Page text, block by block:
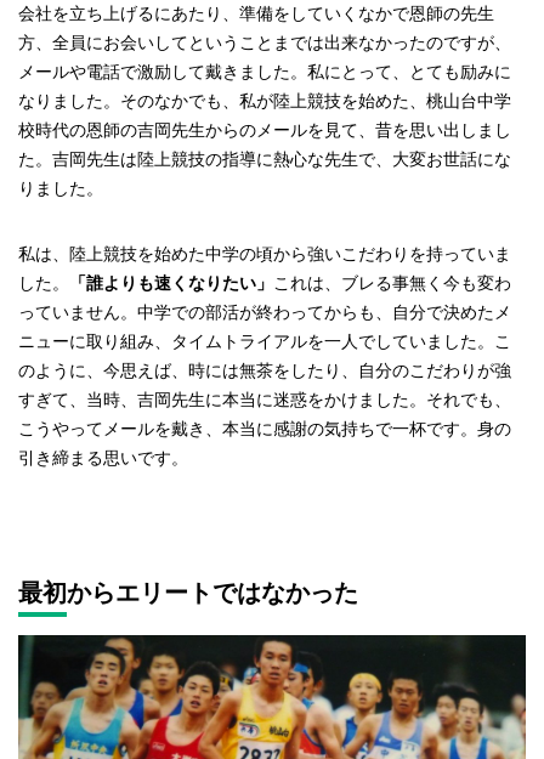
会社を立ち上げるにあたり、準備をしていくなかで恩師の先生
方、全員にお会いしてということまでは出来なかったのですが、
メールや電話で激励して戴きました。私にとって、とても励みに
なりました。そのなかでも、私が陸上競技を始めた、桃山台中学
校時代の恩師の吉岡先生からのメールを見て、昔を思い出しまし
た。吉岡先生は陸上競技の指導に熱心な先生で、大変お世話にな
りました。
私は、陸上競技を始めた中学の頃から強いこだわりを持っていま
した。
「誰よりも速くなりたい」 これは、ブレる事無く今も変わ
っていません。中学での部活が終わってからも、自分で決めたメ
ニューに取り組み、タイムトライアルを一人でしていました。こ
のように、今思えば、時には無茶をしたり、自分のこだわりが強
すぎて、当時、吉岡先生に本当に迷惑をかけました。それでも、
こうやってメールを戴き、本当に感謝の気持ちで一杯です。身の
引き締まる思いです。
最初からエリートではなかった